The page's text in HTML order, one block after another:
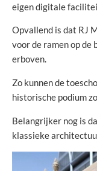
eigen digitale
Opvallend is dat RJ
voor de ramen op de
erboven.
Zo kunnen de
historische podium
Belangrijker nog is
klassieke